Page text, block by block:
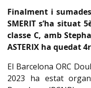
Finalment i
SMERIT s’ha situat
classe C, amb
ASTERIX ha quedat
El Barcelona ORC
2023 ha estat